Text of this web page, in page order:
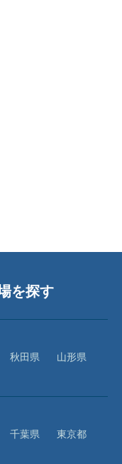
を探す
秋田県
山形県
千葉県
東京都